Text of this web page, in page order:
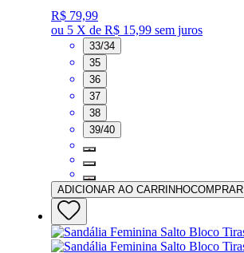
R$ 79,99
ou 5 X de R$ 15,99 sem juros
33/34
35
36
37
38
39/40
ADICIONAR AO CARRINHOCOMPRAR